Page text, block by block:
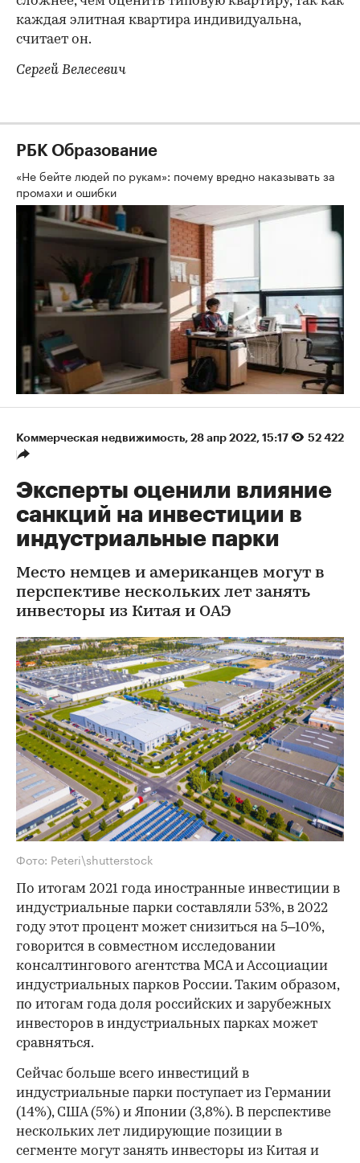
каждая элитная квартира индивидуальна,
считает он.
Сергей Велесевич
РБК Образование
«Не бейте людей по рукам»: почему вредно наказывать за
промахи и ошибки
Коммерческая недвижимость 28 апр 2022, 15:17 52 422
Эксперты оценили влияние
санкций на инвестиции в
индустриальные парки
Место немцев и американцев могут в
перспективе нескольких лет занять
инвесторы из Китая и ОАЭ
Фото: Peteri\shutterstock
По итогам 2021 года иностранные инвестиции в
индустриальные парки составляли 53%, в 2022
году этот процент может снизиться на 5–10%,
говорится в совместном исследовании
консалтингового агентства MCA и Ассоциации
индустриальных парков России. Таким образом,
по итогам года доля российских и зарубежных
инвесторов в индустриальных парках может
сравняться.
Сейчас больше всего инвестиций в
индустриальные парки поступает из Германии
(14%), США (5%) и Японии (3,8%). В перспективе
нескольких лет лидирующие позиции в
сегменте могут занять инвесторы из Китая и